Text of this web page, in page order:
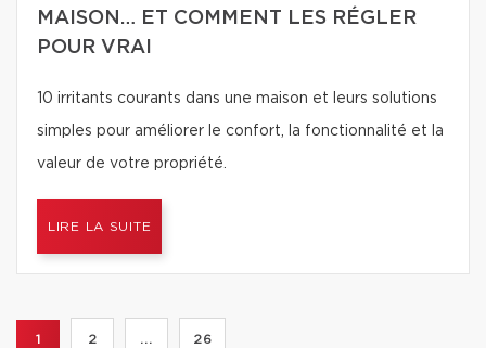
MAISON… ET COMMENT LES RÉGLER
POUR VRAI
10 irritants courants dans une maison et leurs solutions
simples pour améliorer le confort, la fonctionnalité et la
valeur de votre propriété.
LIRE LA SUITE
1 2 ... 26